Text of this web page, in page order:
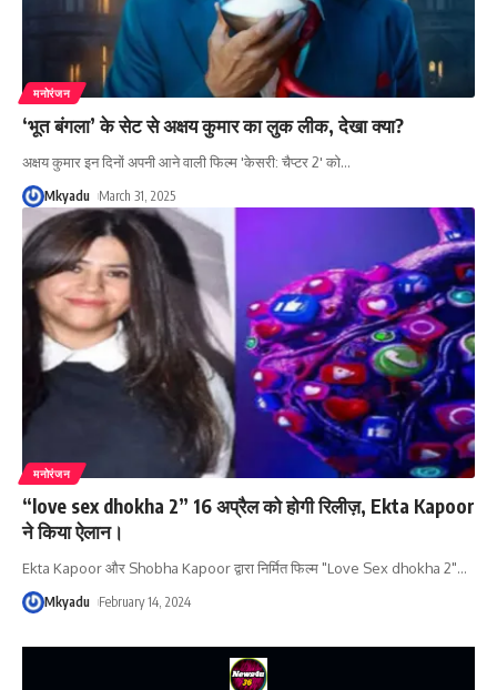
मनोरंजन
‘भूत बंगला’ के सेट से अक्षय कुमार का लुक लीक, देखा क्या?
अक्षय कुमार इन दिनों अपनी आने वाली फिल्म 'केसरी: चैप्टर 2' को…
Mkyadu March 31, 2025
मनोरंजन
“love sex dhokha 2” 16 अप्रैल को होगी रिलीज़, Ekta Kapoor
ने किया ऐलान।
Ekta Kapoor और Shobha Kapoor द्वारा निर्मित फिल्म "Love Sex dhokha 2"…
Mkyadu February 14, 2024